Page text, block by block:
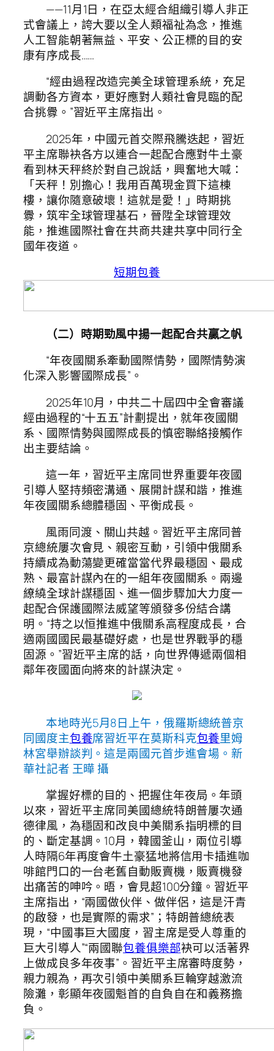
——11月1日，在亞太經合組織引導人非正
式會議上，誇大要以全人類福祉為念，推進
人工智能朝著無益、平安、公正標的目的安
康有序成長……
“經由過程改造完美全球管理系統，充足
調動各方資本，更好應對人類社會見臨的配
合挑釁。”習近平主席指出。
2025年，中國元首交際飛騰迭起，習近
平主席聯袂各方以連合一起配合應對牛土豪
看到林天秤終於對自己說話，興奮地大喊：
「天秤！別擔心！我用百萬現金買下這棟
樓，讓你隨意破壞！這就是愛！」時期挑
釁，筑牢全球管理基石，晉陞全球管理效
能，推進國際社會在共商共建共享中同行全
國年夜道。
短期包養
（二）時期勁風中揚一起配合共贏之帆
“年夜國關系牽動國際情勢，國際情勢演
化深入影響國際成長”。
2025年10月，中共二十屆四中全會審議
經由過程的“十五五”計劃提出，就年夜國關
系、國際情勢與國際成長的慎密聯絡接觸作
出主要結論。
這一年，習近平主席同世界重要年夜國
引導人堅持頻密溝通、展開計謀和諧，推進
年夜國關系總體穩固、平衡成長。
風雨同渡、關山共越。習近平主席同普
京總統屢次會見、親密互動，引領中俄關系
持續成為動蕩變更確當當代界最穩固、最成
熟、最富計謀內在的一組年夜國關系。兩邊
繚繞全球計謀穩固、進一個步驟加大力度一
起配合保護國際法威望等頒發多份結合講
明。“持之以恒推進中俄關系高程度成長，合
適兩國國民最基礎好處，也是世界戰爭的穩
固源。”習近平主席的話，向世界傳遞兩個相
鄰年夜國面向將來的計謀決定。
本地時光5月8日上午，俄羅斯總統普京
同國度主包養席習近平在莫斯科克包養里姆
林宮舉辦談判。這是兩國元首步進會場。新
華社記者 王曄 攝
掌握好標的目的、把握住年夜局。年頭
以來，習近平主席同美國總統特朗普屢次通
德律風，為穩固和改良中美關系指明標的目
的、斷定基調。10月，韓國釜山，兩位引導
人時隔6年再度會牛土豪猛地將信用卡插進咖
啡館門口的一台老舊自動販賣機，販賣機發
出痛苦的呻吟。晤，會見超100分鐘。習近平
主席指出，“兩國做伙伴、做伴侶，這是汗青
的啟發，也是實際的需求”；特朗普總統表
現，“中國事巨大國度，習主席是受人尊重的
巨大引導人”“兩國聯包養俱樂部袂可以活著界
上做成良多年夜事”。習近平主席審時度勢，
親力親為，再次引領中美關系巨輪穿越激流
險灘，彰顯年夜國魁首的自負自在和義務擔
負。